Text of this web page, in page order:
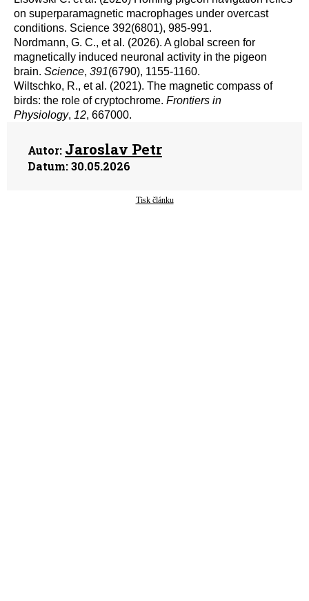
on superparamagnetic macrophages under overcast
conditions. Science 392(6801), 985-991.
Nordmann, G. C., et al. (2026). A global screen for
magnetically induced neuronal activity in the pigeon
brain. Science, 391(6790), 1155-1160.
Wiltschko, R., et al. (2021). The magnetic compass of
birds: the role of cryptochrome. Frontiers in
Physiology, 12, 667000.
Autor: Jaroslav Petr
Datum:30.05.2026
Tisk článku